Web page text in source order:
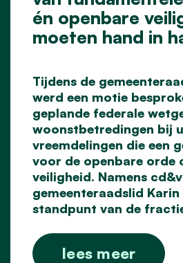
én openbare
moeten hand in
Tijdens de
werd een motie
geplande federale
woonstbetredingen bij
vreemdelingen die een
voor de openbare orde
veiligheid. Namens
gemeenteraadslid
standpunt van de
lees meer